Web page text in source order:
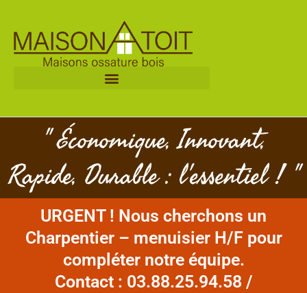
contenu
" Économique, Innovant,
Rapide, Durable : l'essentiel ! "
URGENT ! Nous cherchons un
Charpentier – menuisier H/F pour
compléter notre équipe.
Contact : 03.88.25.94.58 /